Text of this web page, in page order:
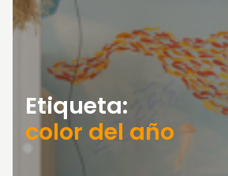
Etiqueta:
color del año